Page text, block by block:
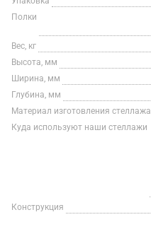
Полки
Вес, кг
Высота, мм
Ширина, мм
Глубина, мм
Материал изготовления стеллажа
Куда используют наши стеллажи
Конструкция